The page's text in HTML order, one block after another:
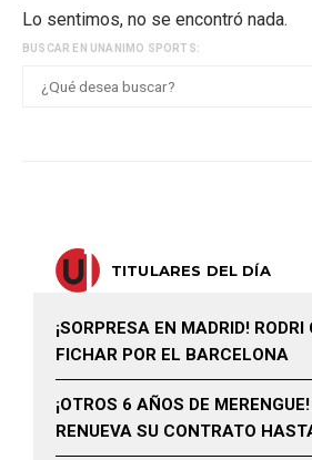
Lo sentimos, no se encontró nada.
BUSCAR EN UNANIMO SPORTS:
TITULARES DEL DÍA
¡SORPRESA EN MADRID! RODRI
FICHAR POR EL BARCELONA
¡OTROS 6 AÑOS DE
RENUEVA SU CONTRATO